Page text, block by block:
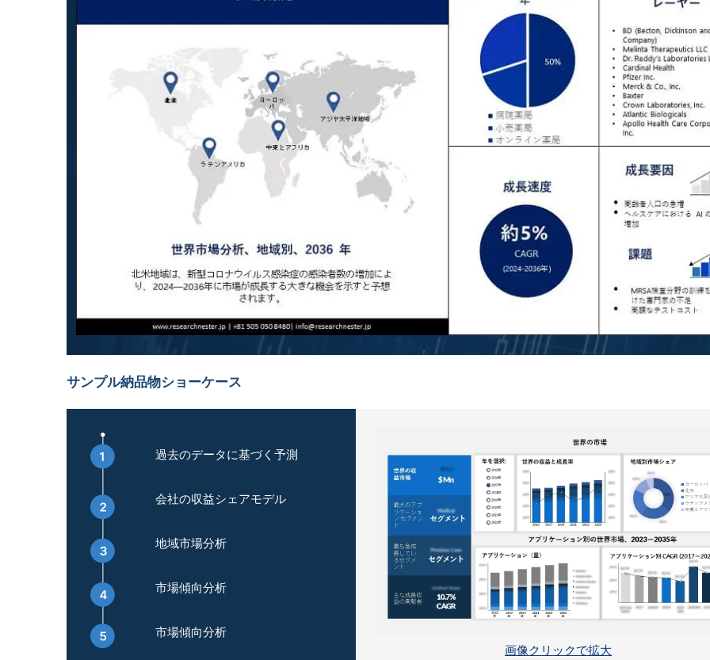
サンプル納品物ショーケース
過去のデータに基づく予測
会社の収益シェアモデル
地域市場分析
市場傾向分析
市場傾向分析
画像クリックで拡大